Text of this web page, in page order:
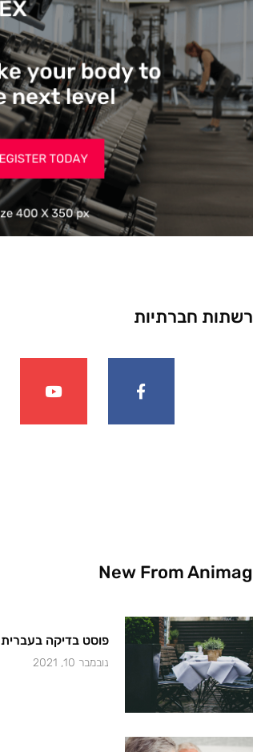
רשתות חברתיות
New From Animag
פוסט בדיקה בעברית
נובמבר 10, 2021